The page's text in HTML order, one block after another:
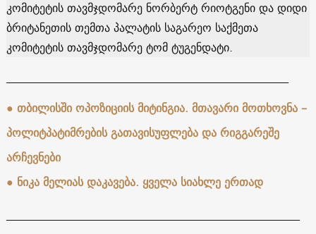
კომიტეტის თავმჯდომარე ნორბერტ რიოტგენი და დიდი
ბრიტანეთის თემთა პალატის საგარეო საქმეთა
კომიტეტის თავმჯდომარე ტომ ტუგენდატი.
● თბილისში ოპოზიციის მიტინგია. მთავარი მოთხოვნა –
პოლიტპატიმრების გათავისუფლება და რიგგარეშე
არჩევნები
● ნიკა მელიას დაკავება. ყველა სიახლე ერთად